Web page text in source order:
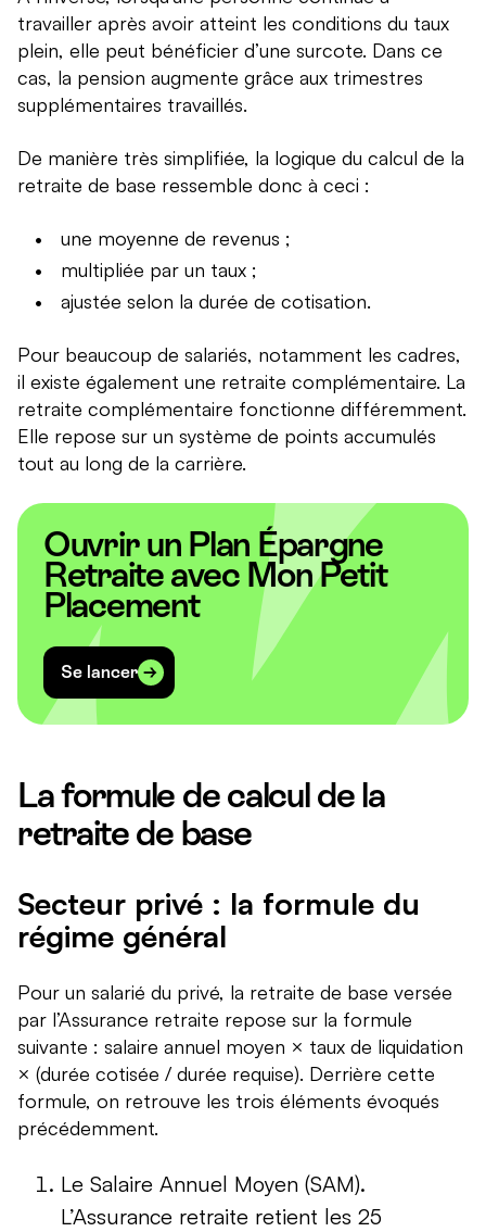
travailler après avoir atteint les conditions du taux
plein, elle peut bénéficier d’une surcote. Dans ce
cas, la pension augmente grâce aux trimestres
supplémentaires travaillés.
De manière très simplifiée, la logique du calcul de la
retraite de base ressemble donc à ceci :
une moyenne de revenus ;
multipliée par un taux ;
ajustée selon la durée de cotisation.
Pour beaucoup de salariés, notamment les cadres,
il existe également une retraite complémentaire. La
retraite complémentaire fonctionne différemment.
Elle repose sur un système de points accumulés
tout au long de la carrière.
Ouvrir un Plan Épargne
Retraite avec Mon Petit
Placement
Se lancer
La formule de calcul de la
retraite de base
Secteur privé : la formule du
régime général
Pour un salarié du privé, la retraite de base versée
par l’Assurance retraite repose sur la formule
suivante : salaire annuel moyen × taux de liquidation
× (durée cotisée / durée requise). Derrière cette
formule, on retrouve les trois éléments évoqués
précédemment.
Le Salaire Annuel Moyen (SAM).
L’Assurance retraite retient les 25